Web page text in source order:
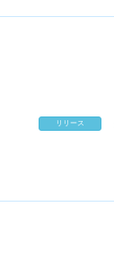
リリース